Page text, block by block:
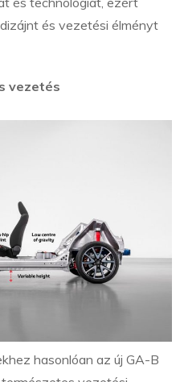
és vezetési élményt
vezetés
hasonlóan az új GA-B